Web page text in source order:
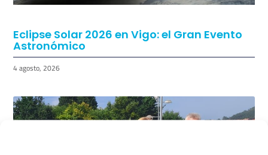
Eclipse Solar 2026 en Vigo: el Gran Evento
Astronómico
4 agosto, 2026